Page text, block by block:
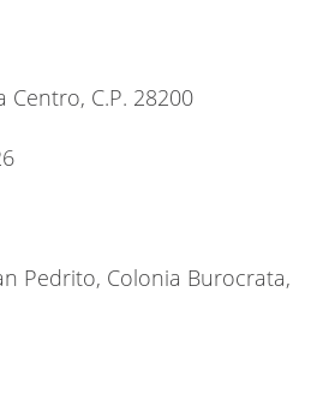
Centro, C.P. 28200
Pedrito, Colonia Burocrata,